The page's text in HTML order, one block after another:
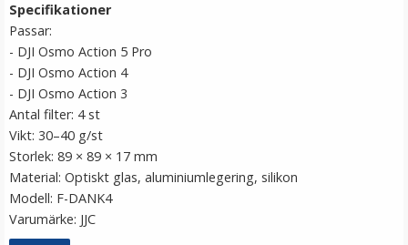
Specifikationer
Passar:
- DJI Osmo Action 5 Pro
- DJI Osmo Action 4
- DJI Osmo Action 3
Antal filter: 4 st
Vikt: 30–40 g/st
Storlek: 89 × 89 × 17 mm
Material: Optiskt glas, aluminiumlegering, silikon
Modell: F-DANK4
Varumärke: JJC